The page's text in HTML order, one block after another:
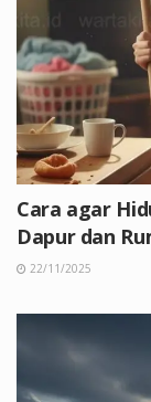
Cara agar
Dapur dan
22/11/2025